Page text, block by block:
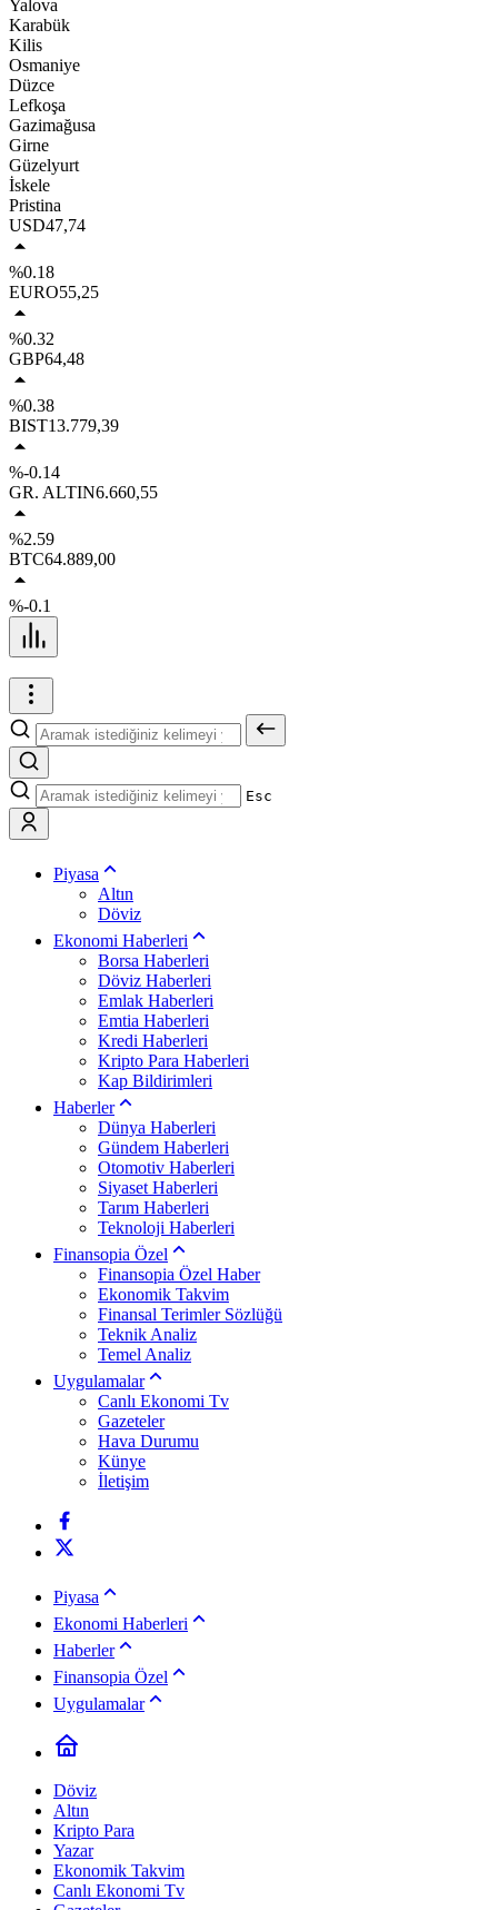
Yalova
Karabük
Kilis
Osmaniye
Düzce
Lefkoşa
Gazimağusa
Girne
Güzelyurt
İskele
Pristina
USD47,74
%0.18
EURO55,25
%0.32
GBP64,48
%0.38
BIST13.779,39
%-0.14
GR. ALTIN6.660,55
%2.59
BTC64.889,00
%-0.1
Esc
Piyasa
Altın
Döviz
Ekonomi Haberleri
Borsa Haberleri
Döviz Haberleri
Emlak Haberleri
Emtia Haberleri
Kredi Haberleri
Kripto Para Haberleri
Kap Bildirimleri
Haberler
Dünya Haberleri
Gündem Haberleri
Otomotiv Haberleri
Siyaset Haberleri
Tarım Haberleri
Teknoloji Haberleri
Finansopia Özel
Finansopia Özel Haber
Ekonomik Takvim
Finansal Terimler Sözlüğü
Teknik Analiz
Temel Analiz
Uygulamalar
Canlı Ekonomi Tv
Gazeteler
Hava Durumu
Künye
İletişim
Piyasa
Ekonomi Haberleri
Haberler
Finansopia Özel
Uygulamalar
Döviz
Altın
Kripto Para
Yazar
Ekonomik Takvim
Canlı Ekonomi Tv